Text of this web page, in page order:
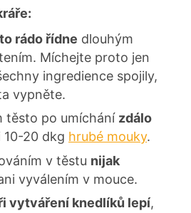
rádo řídne dlouhým
Míchejte proto jen
ingredience spojily,
vypněte.
těsto po umíchání zdálo
10-20 dkg hrubé mouky.
v těstu nijak
vyválením v mouce.
vytváření knedlíků lepí,